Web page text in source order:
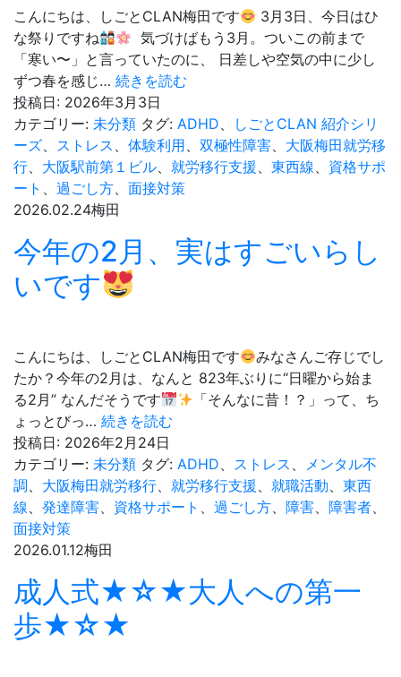
案」
と
「交
流」
の
コ
ツ
疲
れ
リ
セ
ト
し
て
「と
の
う」
自
な
ろ
う
こんにちは、しごとCLAN梅田です
3月3日、今日はひ
な祭りですね
気づけばもう3月。ついこの前まで
「寒い〜」と言っていたのに、 日差しや空気の中に少し
ずつ春を感じ… 続きを読む
気
配
と、
り
投稿日: 2026年3月3日
カテゴリー: 未分類 タグ: ADHD、
しごとCLAN 紹介シリ
ーズ、 ストレス 、 体験利用、 双極性障害、 大阪梅田就労移
行、 大阪駅前第１ビル、 就労移行支援、 東西線、 資格サポ
ート 、 過ごし方、 面接対策
2026.02.24梅田
今年の2月、実はすごいらし
いです
こんにちは、しごとCLAN梅田です
みなさんご存じでし
たか？今年の2月は、なんと 823年ぶりに“日曜から始ま
る2月” なんだそうです
「そんなに昔！？」って、ち
ょっとびっ… 続きを読む
の
2
月、
ご
投稿日: 2026年2月24日
カテゴリー: 未分類 タグ: ADHD、 ストレス 、 メンタル不
調、 大阪梅田就労移行、 就労移行支援、 就職活動、 東西
線、 発達障害、 資格サポート 、 過ごし方、 障害、 障害者、
面接対策
2026.01.12梅田
成人式★☆★大人への第一
歩★☆★